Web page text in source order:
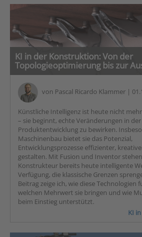
KI in der Konstruktion: Von der
Topologieoptimierung bis zur
von Pascal Ricardo Klammer |
Künstliche Intelligenz ist heute nicht
– sie beginnt, echte Veränderungen in der
Produktentwicklung zu bewirken.
Maschinenbau bietet sie das Potenzial,
Entwicklungsprozesse effizienter,
gestalten. Mit Fusion und Inventor
Konstrukteur bereits heute intelligente
Verfügung, die klassische Grenzen
Beitrag zeige ich, wie diese Technologien
welchen Mehrwert sie bringen und wie
beim Einstieg unterstützt.
KI